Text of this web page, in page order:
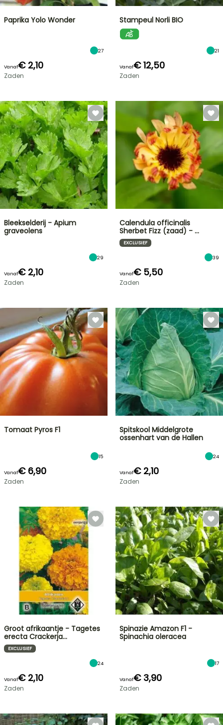
Paprika Yolo Wonder
27
Vanaf€ 2,10
Zaden
Stampeul Norli BIO
21
Vanaf€ 12,50
Zaden
Bleekselderij - Apium
graveolens
29
Vanaf€ 2,10
Zaden
Calendula officinalis
Sherbet Fizz (zaad) - …
EXCLUSIEF
39
Vanaf€ 5,50
Zaden
Tomaat Pyros F1
15
Vanaf€ 6,90
Zaden
Spitskool Middelgrote
ossenhart van de Hallen
24
Vanaf€ 2,10
Zaden
Groot afrikaantje - Tagetes
erecta Crackerja…
EXCLUSIEF
24
Vanaf€ 2,10
Zaden
Spinazie Amazon F1 -
Spinachia oleracea
17
Vanaf€ 3,90
Zaden